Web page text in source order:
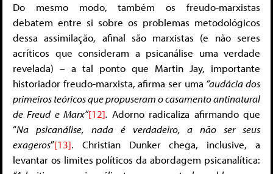
Do mesmo modo, também os freudo-marxistas
debatem entre si sobre os problemas metodológicos
dessa assimilação, afinal são marxistas (e não seres
acríticos que consideram a psicanálise uma verdade
revelada) – a tal ponto que Martin Jay, importante
historiador freudo-marxista, afirma ser uma “audácia dos
primeiros teóricos que propuseram o casamento antinatural
de Freud e Marx”[12]. Adorno radicaliza afirmando que
“Na psicanálise, nada é verdadeiro, a não ser seus
exageros”[13]. Christian Dunker chega, inclusive, a
levantar os limites políticos da abordagem psicanalítica: